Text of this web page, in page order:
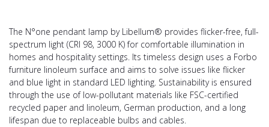
The N°one pendant lamp by Libellum® provides flicker-free, full-
spectrum light (CRI 98, 3000 K) for comfortable illumination in
homes and hospitality settings. Its timeless design uses a Forbo
furniture linoleum surface and aims to solve issues like flicker
and blue light in standard LED lighting. Sustainability is ensured
through the use of low-pollutant materials like FSC-certified
recycled paper and linoleum, German production, and a long
lifespan due to replaceable bulbs and cables.